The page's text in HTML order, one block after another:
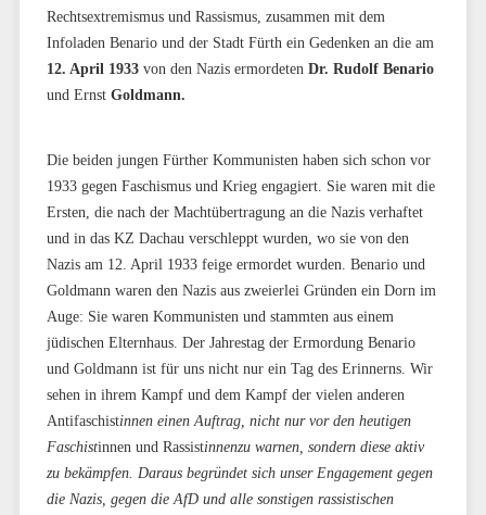
Rechtsextremismus und Rassismus, zusammen mit dem
Infoladen Benario und der Stadt Fürth ein Gedenken an die am
12. April 1933von den Nazis ermordeten Dr. Rudolf Benario
und Ernst Goldmann.
Die beiden jungen Fürther Kommunisten haben sich schon vor
1933 gegen Faschismus und Krieg engagiert. Sie waren mit die
Ersten, die nach der Machtübertragung an die Nazis verhaftet
und in das KZ Dachau verschleppt wurden, wo sie von den
Nazis am 12. April 1933 feige ermordet wurden. Benario und
Goldmann waren den Nazis aus zweierlei Gründen ein Dorn im
Auge: Sie waren Kommunisten und stammten aus einem
jüdischen Elternhaus. Der Jahrestag der Ermordung Benario
und Goldmann ist für uns nicht nur ein Tag des Erinnerns. Wir
sehen in ihrem Kampf und dem Kampf der vielen anderen
Antifaschistinnen einen Auftrag, nicht nur vor den heutigen
Faschistinnen und Rassistinnenzu warnen, sondern diese aktiv
zu bekämpfen. Daraus begründet sich unser Engagement gegen
die Nazis, gegen die AfD und alle sonstigen rassistischen